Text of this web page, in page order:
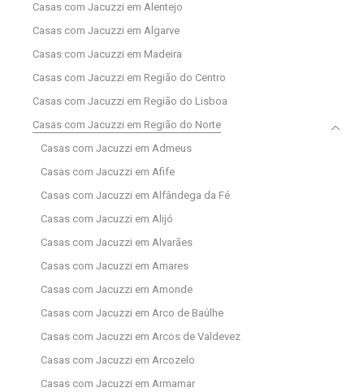
Casas com Jacuzzi em Alentejo
Casas com Jacuzzi em Algarve
Casas com Jacuzzi em Madeira
Casas com Jacuzzi em Região do Centro
Casas com Jacuzzi em Região do Lisboa
Casas com Jacuzzi em Região do Norte
Casas com Jacuzzi em Admeus
Casas com Jacuzzi em Afife
Casas com Jacuzzi em Alfândega da Fé
Casas com Jacuzzi em Alijó
Casas com Jacuzzi em Alvarães
Casas com Jacuzzi em Amares
Casas com Jacuzzi em Amonde
Casas com Jacuzzi em Arco de Baúlhe
Casas com Jacuzzi em Arcos de Valdevez
Casas com Jacuzzi em Arcozelo
Casas com Jacuzzi em Armamar